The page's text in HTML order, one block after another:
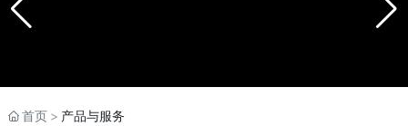
首页 产品与服务